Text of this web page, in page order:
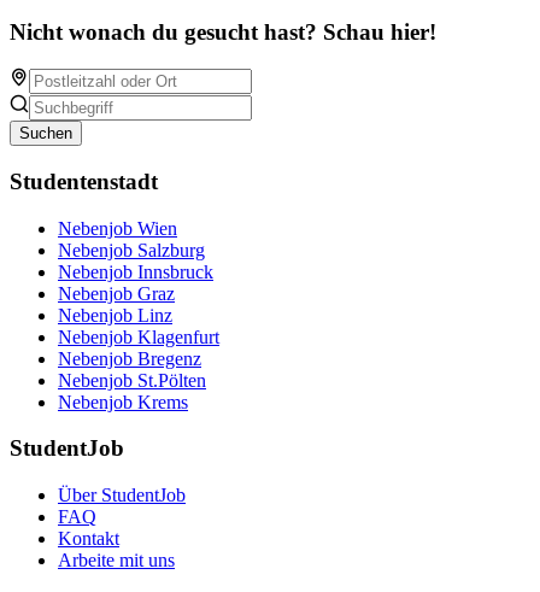
Nicht wonach du gesucht hast? Schau hier!
Suchen
Studentenstadt
Nebenjob Wien
Nebenjob Salzburg
Nebenjob Innsbruck
Nebenjob Graz
Nebenjob Linz
Nebenjob Klagenfurt
Nebenjob Bregenz
Nebenjob St.Pölten
Nebenjob Krems
StudentJob
Über StudentJob
FAQ
Kontakt
Arbeite mit uns